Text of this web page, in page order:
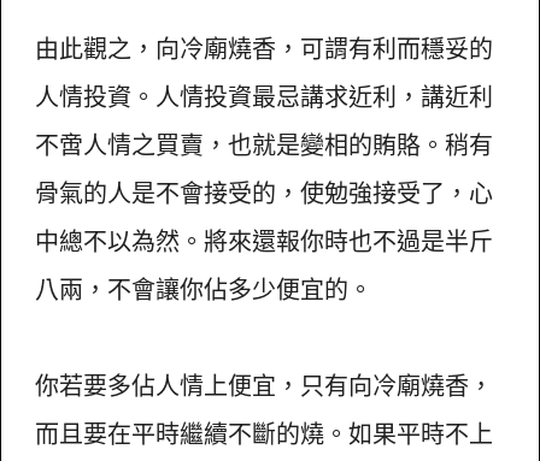
由此觀之，向冷廟燒香，可謂有利而穩妥的
人情投資。人情投資最忌講求近利，講近利
不啻人情之買賣，也就是變相的賄賂。稍有
骨氣的人是不會接受的，使勉強接受了，心
中總不以為然。將來還報你時也不過是半斤
八兩，不會讓你佔多少便宜的。
你若要多佔人情上便宜，只有向冷廟燒香，
而且要在平時繼續不斷的燒。如果平時不上